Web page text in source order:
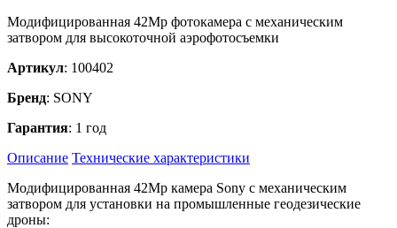
Модифицированная 42Mp фотокамера с механическим
затвором для высокоточной аэрофотосъемки
Артикул: 100402
Бренд: SONY
Гарантия: 1 год
Описание Технические характеристики
Модифицированная 42Mp камера Sony с механическим
затвором для установки на промышленные геодезические
дроны: